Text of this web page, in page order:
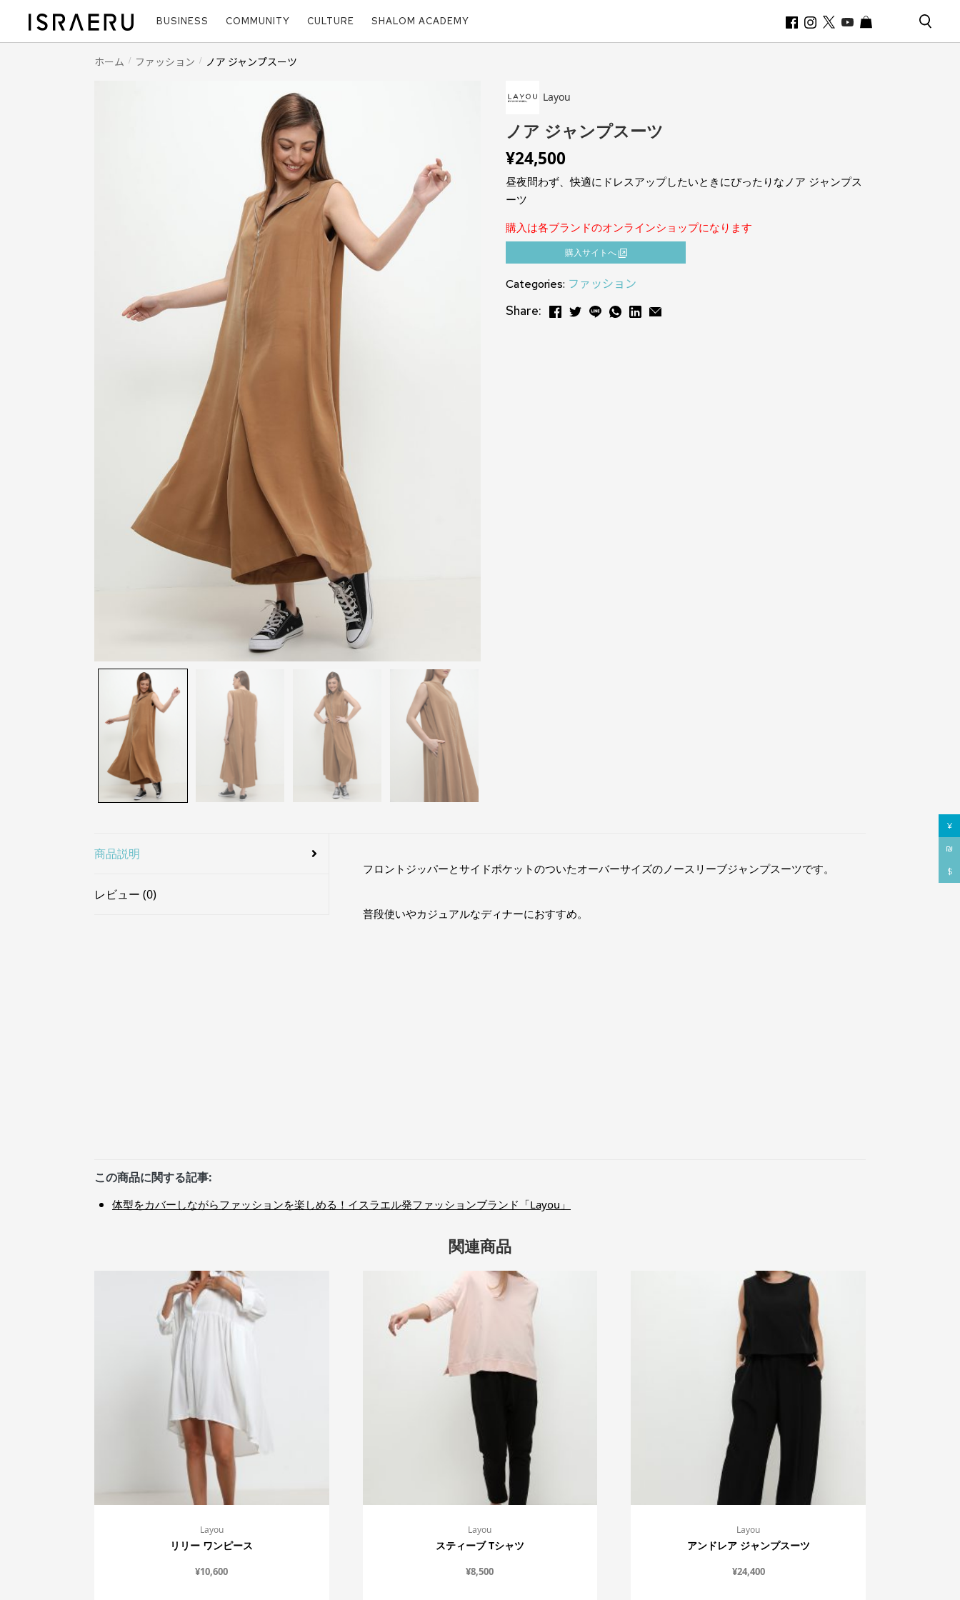
¥
₪
$
BUSINESS COMMUNITY CULTURE SHALOM ACADEMY
ホーム ファッション ノア ジャンプスーツ
Layou
ノア ジャンプスーツ
¥24,500
昼夜問わず、快適にドレスアップしたいときにぴったりなノア ジャンプス
ーツ
購入は各ブランドのオンラインショップになります
購⼊サイトへ
Categories: ファッション
Share:
商品説明
レビュー (0)
フロントジッパーとサイドポケットのついたオーバーサイズのノースリーブジャンプスーツです。
普段使いやカジュアルなディナーにおすすめ。
この商品に関する記事:
体型をカバーしながらファッションを楽しめる！イスラエル発ファッションブランド「Layou」
関連商品
Layou
リリー ワンピース
¥10,600
Layou
スティーブ Tシャツ
¥8,500
Layou
アンドレア ジャンプスーツ
¥24,400